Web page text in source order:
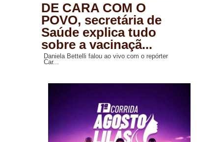
DE CARA COM O
POVO, secretária de
Saúde explica tudo
sobre a vacinaçã...
Daniela Bettelli falou ao vivo com o repórter
Car...